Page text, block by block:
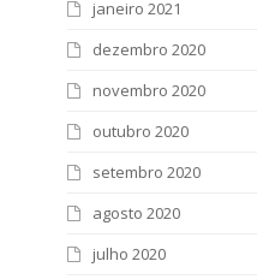
janeiro 2021
dezembro 2020
novembro 2020
outubro 2020
setembro 2020
agosto 2020
julho 2020